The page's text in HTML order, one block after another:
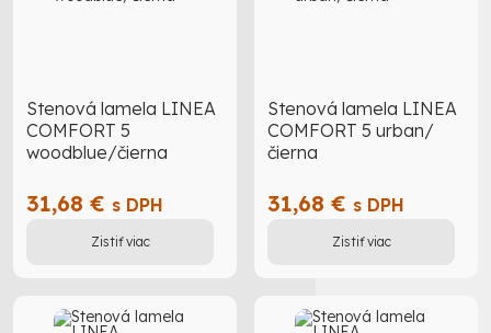
Stenová lamela LINEA
COMFORT 5
woodblue/čierna
31,68 € s DPH
Zistiť viac
Stenová lamela LINEA
COMFORT 5 urban/
čierna
31,68 € s DPH
Zistiť viac